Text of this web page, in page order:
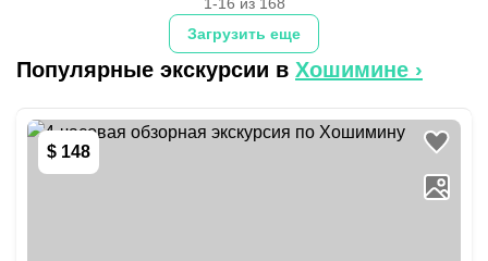
Загрузить еще
Популярные экскурсии в Хошимине ›
$ 148